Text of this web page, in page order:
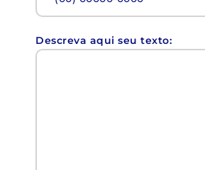
Descreva aqui seu texto: